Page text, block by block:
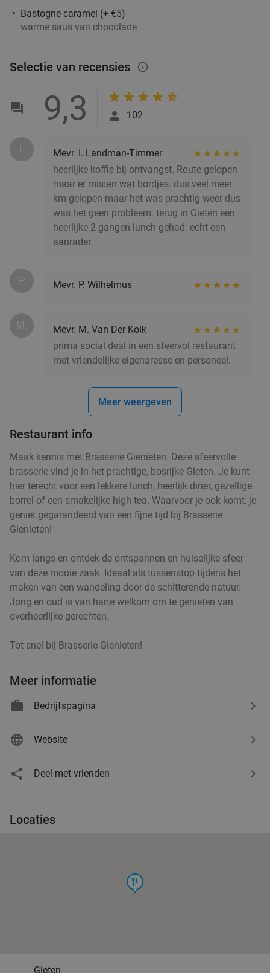
Bastogne caramel (+ €5)
warme saus van chocolade
Selectie van recensies info_outlined
9,3 102
I.
Mevr. I. Landman-Timmer
heerlijke koffie bij ontvangst. Route gelopen
maar er misten wat bordjes. dus veel meer
km gelopen maar het was prachtig weer dus
was het geen probleem. terug in Gieten een
heerlijke 2 gangen lunch gehad. echt een
aanrader.
P. Mevr. P. Wilhelmus
M.
Mevr. M. Van Der Kolk
prima social deal in een sfeervol restaurant
met vriendelijke eigenaresse en personeel.
Meer weergeven
Restaurant info
Maak kennis met Brasserie Gienieten. Deze sfeervolle
brasserie vind je in het prachtige, bosrijke Gieten. Je kunt
hier terecht voor een lekkere lunch, heerlijk diner, gezellige
borrel of een smakelijke high tea. Waarvoor je ook komt, je
geniet gegarandeerd van een fijne tijd bij Brasserie
Gienieten!
Kom langs en ontdek de ontspannen en huiselijke sfeer
van deze mooie zaak. Ideaal als tussenstop tijdens het
maken van een wandeling door de schitterende natuur.
Jong en oud is van harte welkom om te genieten van
overheerlijke gerechten.
Tot snel bij Brasserie Gienieten!
Meer informatie
Bedrijfspagina
Website
Deel met vrienden
Locaties
food
Gieten